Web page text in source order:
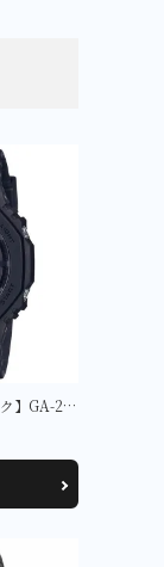
【G-SHOCK ジーショック】GA-2100-1A1JF